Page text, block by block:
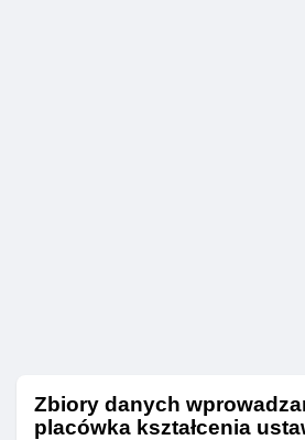
Zbiory danych
placówka kształcenia